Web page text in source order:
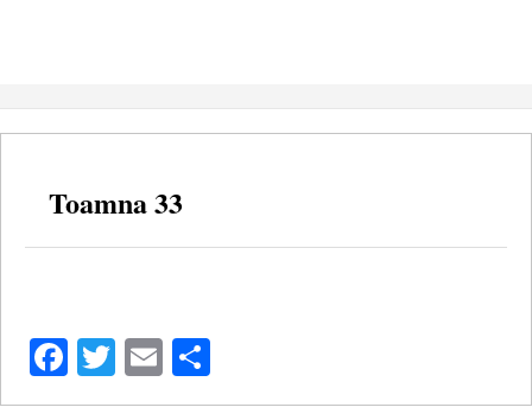
Toamna 33
Facebook
Twitter
Email